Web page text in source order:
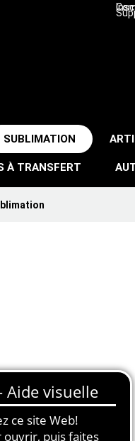
SUBLIMATION
À TRANSFERT